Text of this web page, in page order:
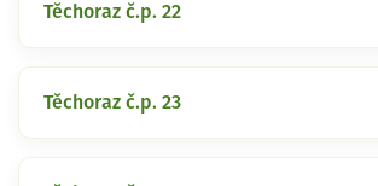
Těchoraz č.p. 22
Těchoraz č.p. 23